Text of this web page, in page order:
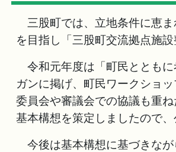
三股町では、立地条件に恵ま
を目指し「三股町交流拠点施
令和元年度は「町民ととも
ガンに掲げ、町民ワークショ
委員会や審議会での協議も重
基本構想を策定しましたので、
今後は基本構想に基づきなが